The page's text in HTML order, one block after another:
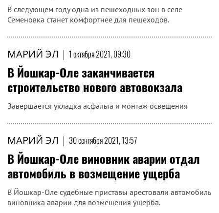
В следующем году одна из пешеходных зон в селе
Семеновка станет комфортнее для пешеходов.
МАРИЙ ЭЛ | 1 октября 2021, 09:30
В Йошкар-Оле заканчивается
строительство нового автовокзала
Завершается укладка асфальта и монтаж освещения
МАРИЙ ЭЛ | 30 сентября 2021, 13:57
В Йошкар-Оле виновник аварии отдал
автомобиль в возмещение ущерба
В Йошкар-Оле судебные приставы арестовали автомобиль
виновника аварии для возмещения ущерба.